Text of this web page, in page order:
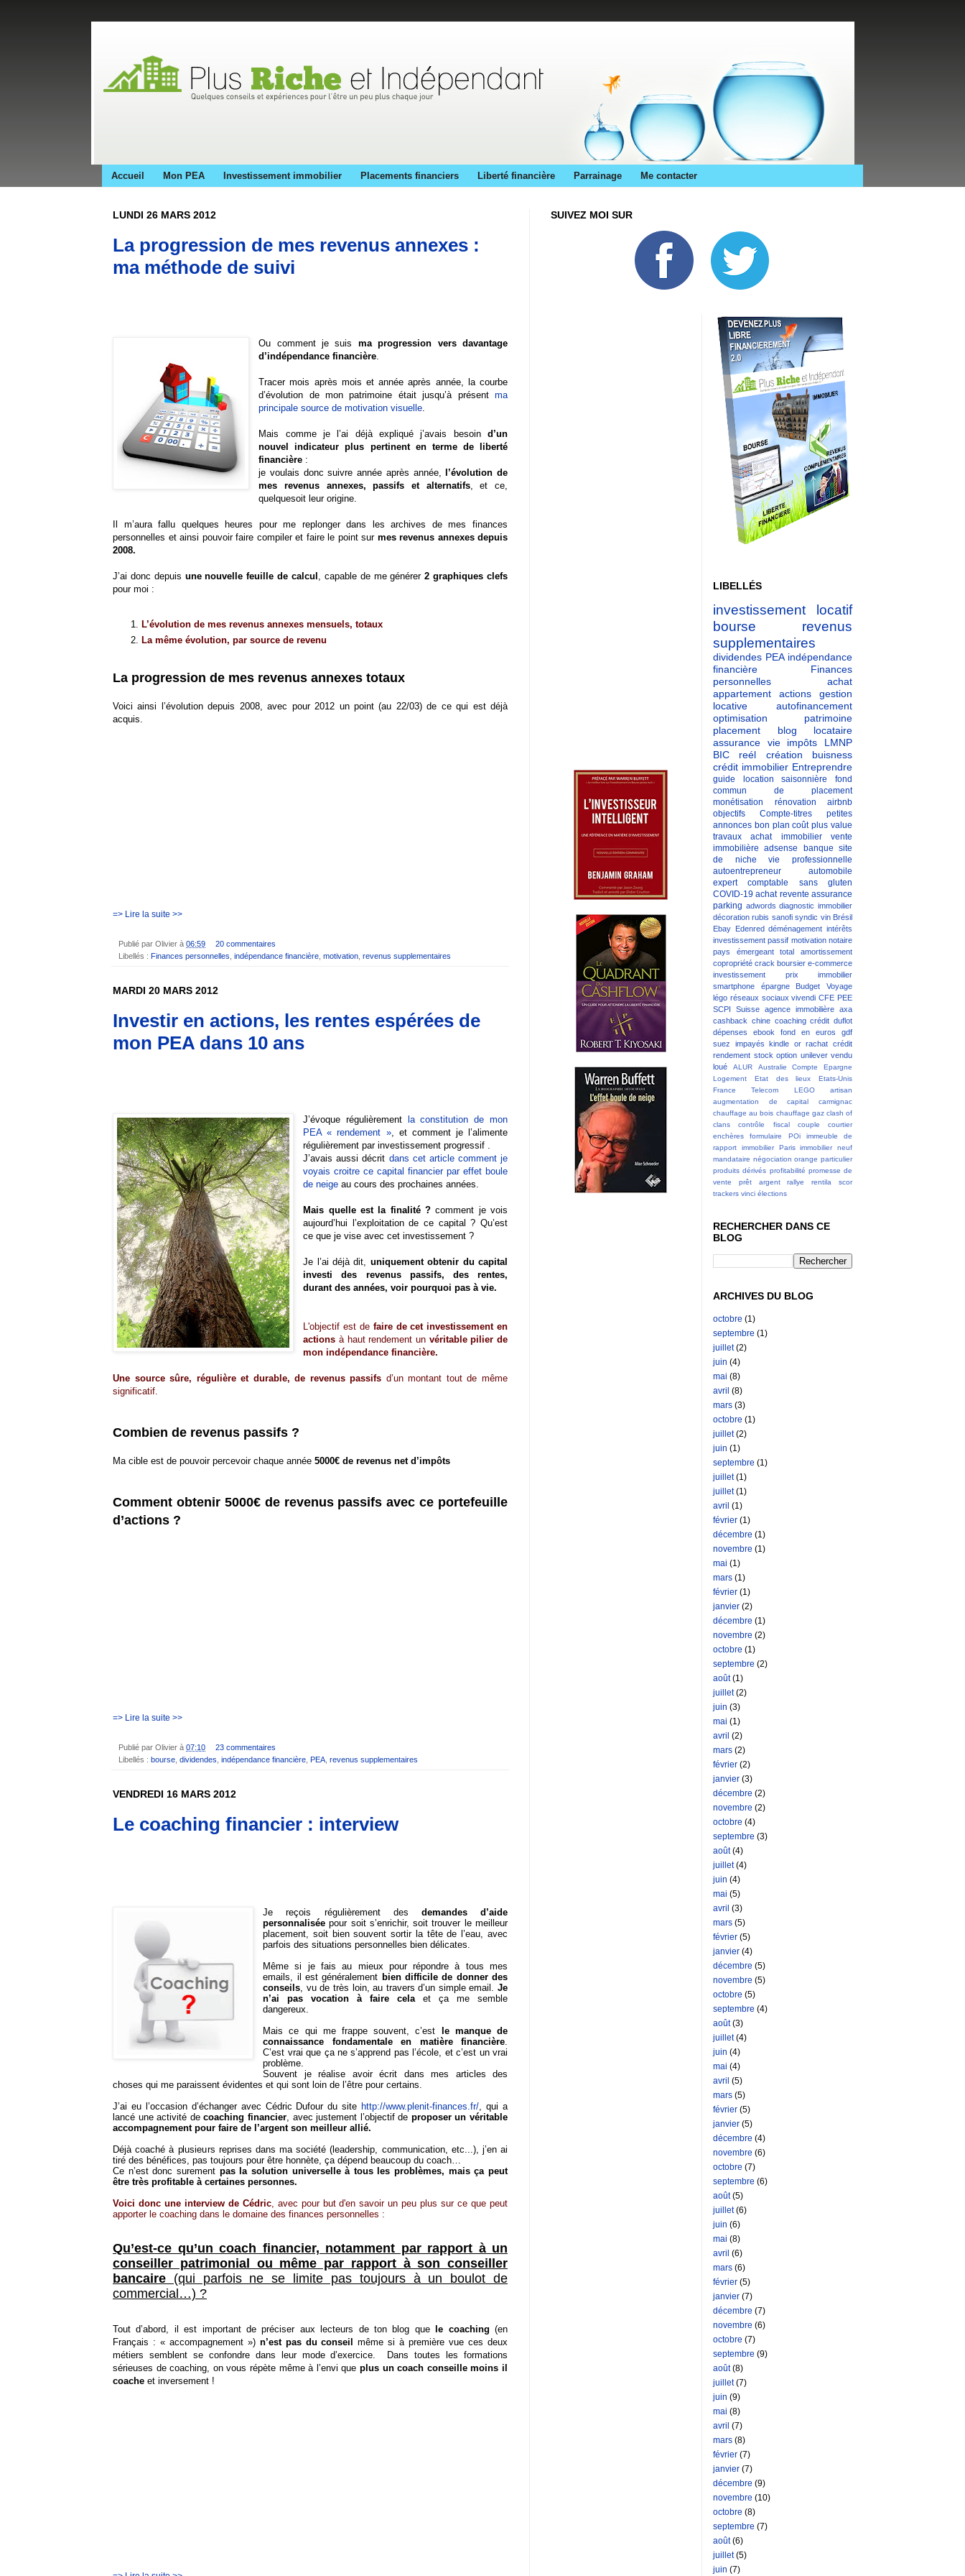
Accueil Mon PEA Investissement immobilier Placements financiers Liberté financière Parrainage Me contacter
LUNDI 26 MARS 2012
La progression de mes revenus annexes :
ma méthode de suivi
Ou comment je suis ma progression vers davantage
d’indépendance financière.
Tracer mois après mois et année après année, la courbe
d’évolution de mon patrimoine était jusqu’à présent ma
principale source de motivation visuelle.
Mais comme je l’ai déjà expliqué j’avais besoin d’un
nouvel indicateur plus pertinent en terme de liberté
financière :
je voulais donc suivre année après année,
l’évolution de
mes revenus annexes, passifs et alternatifs, et ce,
quelquesoit leur origine.
Il m’aura fallu quelques heures pour me replonger dans les archives de mes finances
personnelles et ainsi pouvoir faire compiler et faire le point sur mes revenus annexes depuis
2008.
J’ai donc depuis une nouvelle feuille de calcul , capable de me générer2 graphiques clefs
pour moi :
L’évolution de mes revenus annexes mensuels, totaux
La même évolution, par source de revenu
La progression de mes revenus annexes totaux
Voici ainsi l’évolution depuis 2008, avec pour 2012 un point (au 22/03) de ce qui est déjà
acquis.
=> Lire la suite >>
Publié par Olivier à 06:59
20 commentaires
Libellés : Finances personnelles indépendance financière motivation revenus supplementaires
MARDI 20 MARS 2012
Investir en actions, les rentes espérées de
mon PEA dans 10 ans
J’évoque régulièrementla constitution de mon
PEA « rendement », et comment je l’alimente
régulièrement par investissement progressif .
J’avais aussi décrit dans cet article comment je
voyais croitre ce capital financier par effet boule
de neige au cours des prochaines années.
Mais quelle est la finalité ?comment je vois
aujourd’hui l’exploitation de ce capital ? Qu’est
ce que je vise avec cet investissement ?
Je l’ai déjà dit, uniquement obtenir du capital
investi des revenus passifs, des rentes,
durant des années, voir pourquoi pas à vie.
L'objectif est de faire de cet investissement en
actions à haut rendement un véritable pilier de
mon indépendance financière.
Une source sûre, régulière et durable, de revenus passifs d’un montant tout de même
significatif.
Combien de revenus passifs ?
Ma cible est de pouvoir percevoir chaque année 5000€ de revenus net d’impôts
Comment obtenir 5000€ de revenus passifs avec ce portefeuille
d’actions ?
=> Lire la suite >>
Publié par Olivier à 07:10
23 commentaires
Libellés : bourse dividendes indépendance financière PEA revenus supplementaires
VENDREDI 16 MARS 2012
Le coaching financier : interview
Je reçois régulièrement des demandes d’aide
personnalisée pour soit s’enrichir, soit trouver le meilleur
placement, soit bien souvent sortir la tête de l’eau, avec
parfois des situations personnelles bien délicates.
Même si je fais au mieux pour répondre à tous mes
emails, il est généralement bien difficile de donner des
conseils, vu de très loin, au travers d’un simple email. Je
n’ai pas vocation à faire celaet ça me semble
dangereux.
Mais ce qui me frappe souvent, c’est
le manque de
connaissance fondamentale en matière financière.
C’est vrai que ça ne s’apprend pas l’école, et c’est un vrai
problème.
Souvent je réalise avoir écrit dans mes articles des
choses qui me paraissent évidentes et qui sont loin de l’être pour certains.
J’ai eu l’occasion d’échanger avec Cédric Dufour du site http://www.plenit-finances.fr/, qui a
lancé une activité decoaching financier, avec justement l’objectif de proposer un véritable
accompagnement pour faire de l’argent son meilleur allié.
Déjà coaché à plusieurs reprises dans ma société (leadership, communication, etc...), j’en ai
tiré des bénéfices, pas toujours pour être honnète, ça dépend beaucoup du coach…
Ce n’est donc surementpas la solution universelle à tous les problèmes, mais ça peut
être très profitable à certaines personnes.
Voici donc une interview de Cédric, avec pour but d'en savoir un peu plus sur ce que peut
apporter le coaching dans le domaine des finances personnelles :
Qu’est-ce qu’un coach financier, notamment par rapport à un
conseiller patrimonial ou même par rapport à son conseiller
bancaire (qui parfois ne se limite pas toujours à un boulot de
commercial…) ?
Tout d’abord, il est important de préciser aux lecteurs de ton blog que le coaching (en
Français : « accompagnement ») n’est pas du conseil
même si à première vue ces deux
métiers semblent se confondre dans leur mode d’exercice. Dans toutes les formations
sérieuses de coaching, on vous répète même à l’envi que plus un coach conseille moins il
coache et inversement !
SUIVEZ MOI SUR
LIBELLÉS
investissement locatif
bourse
revenus
supplementaires
dividendes PEA indépendance
financière
Finances
personnelles
achat
appartement
actions
gestion
locative
autofinancement
optimisation patrimoine
placement
blog
locataire
assurance vie
impôts
LMNP
BIC reél
création buisness
crédit immobilier Entreprendre
guide location saisonnière
fond
commun de placement
monétisation
rénovation
airbnb
objectifs
Compte-titres
petites
annonces bon plan coût plus value
travaux
achat immobilier
vente
immobilière adsense banque site
de niche
vie professionnelle
autoentrepreneur
automobile
expert comptable
sans gluten
COVID-19 achat revente assurance
parking adwords diagnostic immobilier
décoration rubis sanofi syndic vin Brésil
Ebay Edenred déménagement intérêts
investissement passif motivation notaire
pays émergeant
total
amortissement
copropriété crack boursier e-commerce
investissement
prix immobilier
smartphone
épargne Budget
Voyage
légo réseaux sociaux vivendi CFE PEE
SCPI
Suisse agence immobilière axa
cashback chine coaching crédit duflot
dépenses
ebook fond en euros
gdf
suez
impayés kindle or rachat crédit
rendement stock option unilever vendu
loué
ALUR Australie
Compte Epargne
Logement
Etat des lieux
Etats-Unis
France Telecom
LEGO
artisan
augmentation de capital
carmignac
chauffage au bois chauffage gaz clash of
clans
contrôle fiscal couple
courtier
enchères
formulaire POi
immeuble de
rapport
immobilier Paris
immobilier neuf
mandataire négociation orange particulier
produits dérivés profitabilité promesse de
vente
prêt argent rallye rentila
scor
trackers vinci élections
RECHERCHER DANS CE
BLOG
ARCHIVES DU BLOG
octobre (1)
septembre (1)
juillet(2)
juin (4)
mai (8)
avril (8)
mars (3)
octobre (1)
juillet(2)
juin (1)
septembre (1)
juillet(1)
juillet(1)
avril (1)
février (1)
décembre (1)
novembre (1)
mai (1)
mars (1)
février (1)
janvier (2)
décembre (1)
novembre (2)
octobre (1)
septembre (2)
août(1)
juillet(2)
juin (3)
mai (1)
avril (2)
mars (2)
février (2)
janvier (3)
décembre (2)
novembre (2)
octobre (4)
septembre (3)
août(4)
juillet(4)
juin (4)
mai (5)
avril (3)
mars (5)
février (5)
janvier (4)
décembre (5)
novembre (5)
octobre (5)
septembre (4)
août(3)
juillet(4)
juin (4)
mai (4)
avril (5)
mars (5)
février (5)
janvier (5)
décembre (4)
novembre (6)
octobre (7)
septembre (6)
août(5)
juillet(6)
juin (6)
mai (8)
avril (6)
mars (6)
février (5)
janvier (7)
décembre (7)
novembre (6)
octobre (7)
septembre (9)
août(8)
juillet(7)
juin (9)
mai (8)
avril (7)
mars (8)
février (7)
janvier (7)
décembre (9)
novembre (10)
octobre (8)
septembre (7)
août(6)
juillet(5)
juin (7)